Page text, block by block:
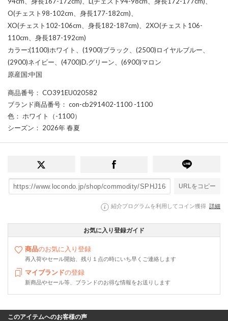
O(チェスト98-102cm、身長177-182cm)、
XO(チェスト102-106cm、身長182-187cm)、2XO(チェスト106-
110cm、身長187-192cm)
カラー:(1100)ホワイト、(1900)ブラック、(2500)ロイヤルブルー、
(2900)ネイビー、(4700)D.グリーン、(6900)マロン
原産国:中国
商品番号 ： CO391EU020582
ブランド商品番号 ： con-cb291402-1100 -1100
色 ： ホワイト（-1100）
シーズン ： 2026年 春夏
URLをコピー
紹介プログラムを利用してコイン獲得 詳細
お気に入り登録ガイド
商品のお気に入り登録
再入荷やセール開始、残り１点の時にいち早くご連絡します
マイブランドの登録
新商品やセール等、ブランドのお得な情報をお送りします
このアイテムへのお客様の声